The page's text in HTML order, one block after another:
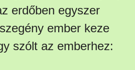
erdőben egyszer
ember keze
szólt az emberhez: